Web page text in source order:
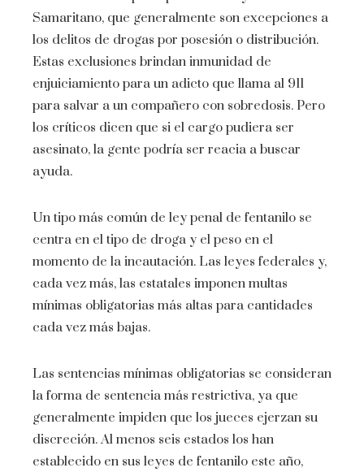
Samaritano, que generalmente son excepciones a
los delitos de drogas por posesión o distribución.
Estas exclusiones brindan inmunidad de
enjuiciamiento para un adicto que llama al 911
para salvar a un compañero con sobredosis. Pero
los críticos dicen que si el cargo pudiera ser
asesinato, la gente podría ser reacia a buscar
ayuda.
Un tipo más común de ley penal de fentanilo se
centra en el tipo de droga y el peso en el
momento de la incautación. Las leyes federales y,
cada vez más, las estatales imponen multas
mínimas obligatorias más altas para cantidades
cada vez más bajas.
Las sentencias mínimas obligatorias se consideran
la forma de sentencia más restrictiva, ya que
generalmente impiden que los jueces ejerzan su
discreción. Al menos seis estados los han
establecido en sus leyes de fentanilo este año,